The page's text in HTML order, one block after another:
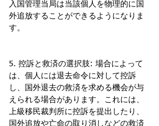
入国管理当局は当該個人を物理的に国
外追放することができるようになりま
す。
5. 控訴と救済の選択肢: 場合によって
は、個人には退去命令に対して控訴
し、国外退去の救済を求める機会が与
えられる場合があります。これには、
上級移民裁判所に控訴を提出したり、
国外追放や亡命の取り消しなどの救済